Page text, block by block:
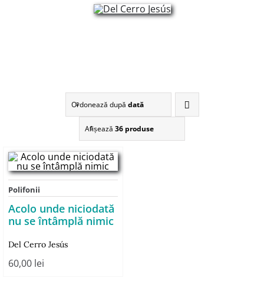
Ordonează după dată
Afişează 36 produse
Polifonii
Acolo unde niciodată
nu se întâmplă nimic
Del Cerro Jesús
60,00 lei